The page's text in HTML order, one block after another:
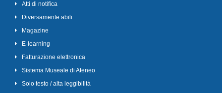
Atti di notifica
Diversamente abili
Magazine
E-learning
Fatturazione elettronica
Sistema Museale di Ateneo
Solo testo / alta leggibilità